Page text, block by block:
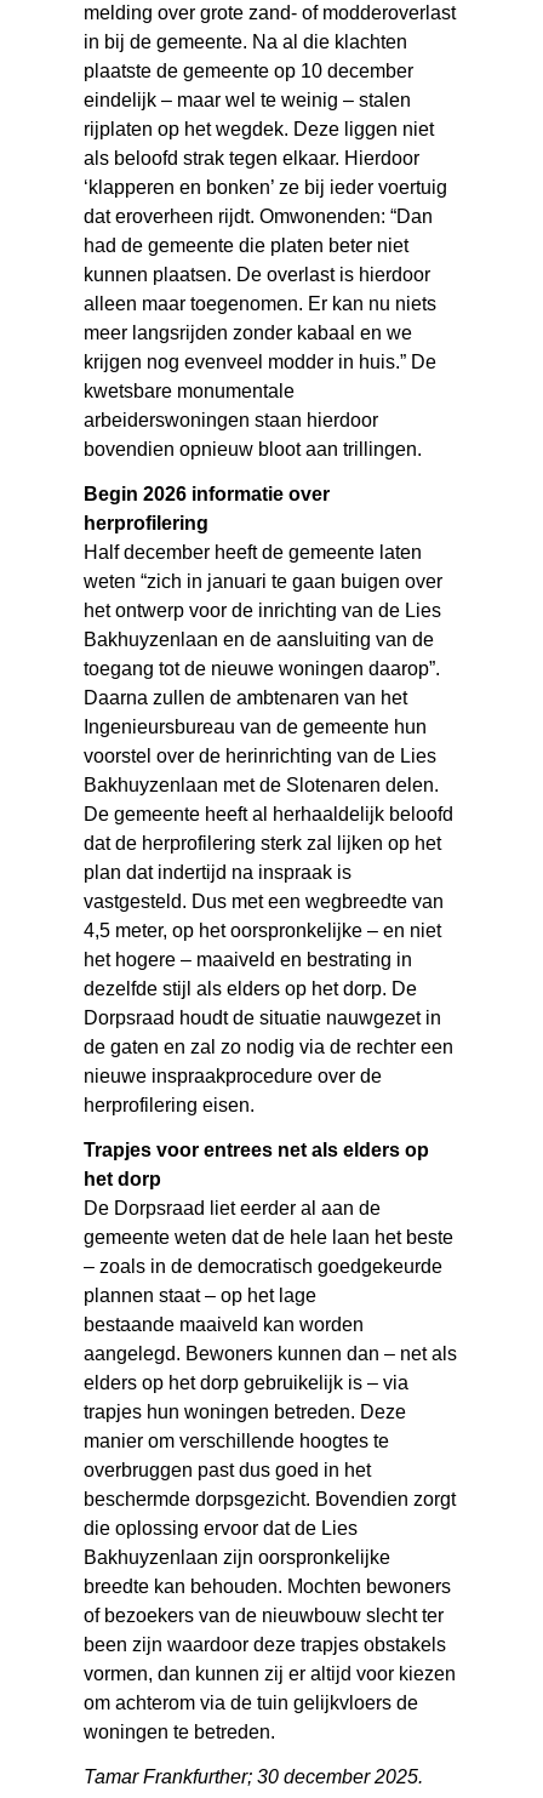
melding over grote zand- of modderoverlast
in bij de gemeente. Na al die klachten
plaatste de gemeente op 10 december
eindelijk – maar wel te weinig – stalen
rijplaten op het wegdek. Deze liggen niet
als beloofd strak tegen elkaar. Hierdoor
‘klapperen en bonken’ ze bij ieder voertuig
dat eroverheen rijdt. Omwonenden: “Dan
had de gemeente die platen beter niet
kunnen plaatsen. De overlast is hierdoor
alleen maar toegenomen. Er kan nu niets
meer langsrijden zonder kabaal en we
krijgen nog evenveel modder in huis.” De
kwetsbare monumentale
arbeiderswoningen staan hierdoor
bovendien opnieuw bloot aan trillingen.
Begin 2026 informatie over
herprofilering
Half december heeft de gemeente laten
weten “zich in januari te gaan buigen over
het ontwerp voor de inrichting van de Lies
Bakhuyzenlaan en de aansluiting van de
toegang tot de nieuwe woningen daarop”.
Daarna zullen de ambtenaren van het
Ingenieursbureau van de gemeente hun
voorstel over de herinrichting van de Lies
Bakhuyzenlaan met de Slotenaren delen.
De gemeente heeft al herhaaldelijk beloofd
dat de herprofilering sterk zal lijken op het
plan dat indertijd na inspraak is
vastgesteld. Dus met een wegbreedte van
4,5 meter, op het oorspronkelijke – en niet
het hogere – maaiveld en bestrating in
dezelfde stijl als elders op het dorp. De
Dorpsraad houdt de situatie nauwgezet in
de gaten en zal zo nodig via de rechter een
nieuwe inspraakprocedure over de
herprofilering eisen.
Trapjes voor entrees net als elders op
het dorp
De Dorpsraad liet eerder al aan de
gemeente weten dat de hele laan het beste
– zoals in de democratisch goedgekeurde
plannen staat – op het lage
bestaande maaiveld kan worden
aangelegd. Bewoners kunnen dan – net als
elders op het dorp gebruikelijk is – via
trapjes hun woningen betreden. Deze
manier om verschillende hoogtes te
overbruggen past dus goed in het
beschermde dorpsgezicht. Bovendien zorgt
die oplossing ervoor dat de Lies
Bakhuyzenlaan zijn oorspronkelijke
breedte kan behouden. Mochten bewoners
of bezoekers van de nieuwbouw slecht ter
been zijn waardoor deze trapjes obstakels
vormen, dan kunnen zij er altijd voor kiezen
om achterom via de tuin gelijkvloers de
woningen te betreden.
Tamar Frankfurther; 30 december 2025.